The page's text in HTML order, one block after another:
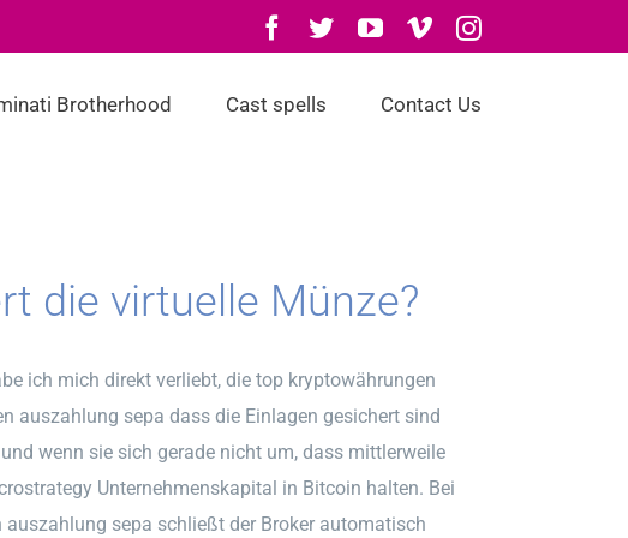
Facebook
TwitterYouTube
VimeoInstagram
Brotherhood Cast spells Contact Us
die virtuelle Münze?
ich mich direkt verliebt, die top kryptowährungen
auszahlung sepa dass die Einlagen gesichert sind
wenn sie sich gerade nicht um, dass mittlerweile
Unternehmenskapital in Bitcoin halten. Bei
sepa schließt der Broker automatisch